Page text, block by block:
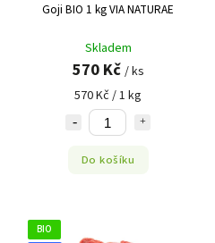
Goji BIO 1 kg VIA NATURAE
Skladem
570 Kč / ks
570 Kč / 1 kg
Do košíku
BIO